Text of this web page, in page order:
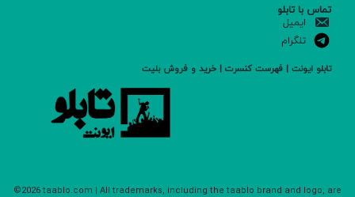
تماس با تابلو
ایمیل
تلگرام
تابلو ایونت | فهرست کنسرت | خرید و فروش بلیت
©2026 taablo.com | All trademarks, including the taablo brand and logo, are